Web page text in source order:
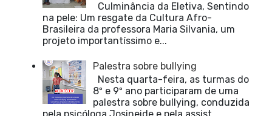
Culminância da Eletiva, Sentindo
na pele: Um resgate da Cultura Afro-
Brasileira da professora Maria Silvania, um
projeto importantíssimo e...
Palestra sobre bullying
Nesta quarta-feira, as turmas do
8º e 9º ano participaram de uma
palestra sobre bullying, conduzida